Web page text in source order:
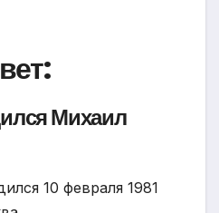
Михаил
10 февраля 1981